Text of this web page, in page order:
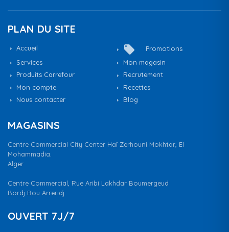
PLAN DU SITE
Accueil local_offer
Promotions
Services
Mon magasin
Produits Carrefour
Recrutement
Mon compte
Recettes
Nous contacter
Blog
MAGASINS
Centre Commercial City Center Haï Zerhouni Mokhtar, El
Mohammadia.
Alger
Centre Commercial, Rue Aribi Lakhdar Boumergeud
Bordj Bou Arreridj
OUVERT 7J/7